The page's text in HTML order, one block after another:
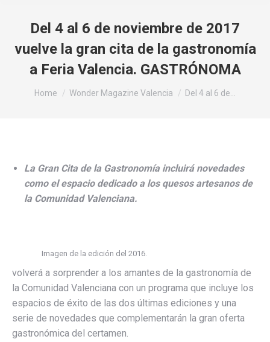
Del 4 al 6 de noviembre de 2017
vuelve la gran cita de la gastronomía
a Feria Valencia. GASTRÓNOMA
You are here:
Home Wonder Magazine Valencia Del 4 al 6 de…
La Gran Cita de la Gastronomía incluirá novedades
como el espacio dedicado a los quesos artesanos de
la Comunidad Valenciana.
Imagen de la edición del 2016.
volverá a sorprender a los amantes de la gastronomía de
la Comunidad Valenciana con un programa que incluye los
espacios de éxito de las dos últimas ediciones y una
serie de novedades que complementarán la gran oferta
gastronómica del certamen.